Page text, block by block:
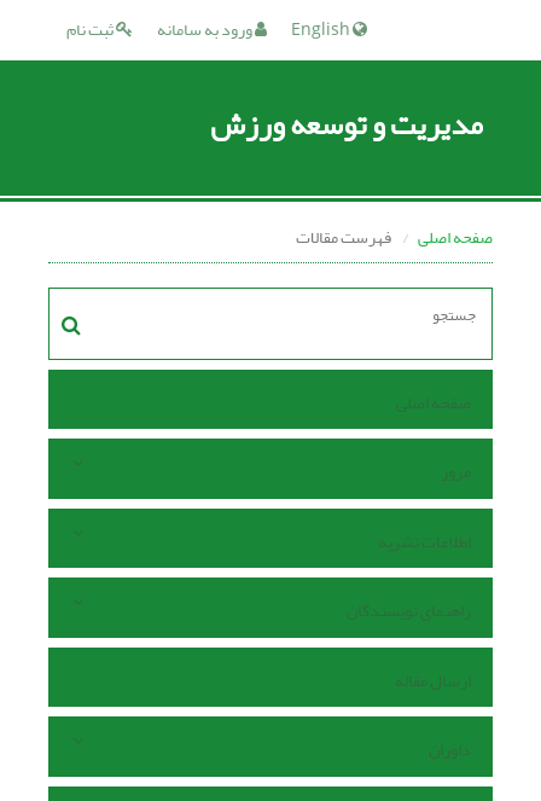
ثبت نام ورود به سامانه
مدیریت و توسعه ورزش
صفحه اصلی فهرست مقالات
صفحه اصلی
مرور
اطلاعات نشریه
راهنمای نویسندگان
ارسال مقاله
داوران